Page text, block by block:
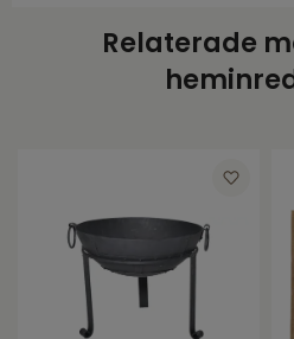
Varumärke
Brafab
Grå
Relaterade